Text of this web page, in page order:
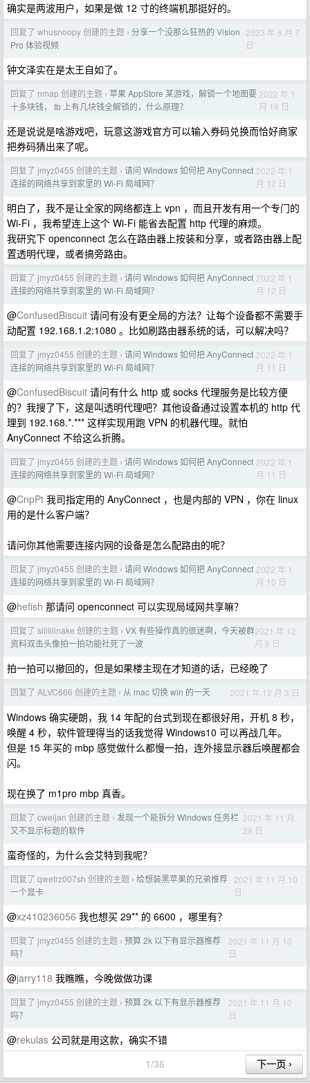
确实是两波用户，如果是做 12 寸的终端机那挺好的。
回复了 whusnoopy 创建的主题 › 分享一个没那么狂热的 Vision
Pro 体验视频
2023 年 6 月 7
日
钟文泽实在是太王自如了。
回复了 nmap 创建的主题 › 苹果 AppStore 某游戏，解锁一个地图要
十多块钱， tb 上有几块钱全解锁的，什么原理？
2022 年 1
月 19 日
还是说说是啥游戏吧，玩意这游戏官方可以输入券码兑换而恰好商家
把券码猜出来了呢。
回复了 jmyz0455 创建的主题 › 请问 Windows 如何把 AnyConnect
连接的网络共享到家里的 Wi-Fi 局域网？
2022 年 1
月 12 日
明白了，我不是让全家的网络都连上 vpn ，而且开发有用一个专门的
Wi-Fi ，我希望连上这个 Wi-Fi 能省去配置 http 代理的麻烦。
我研究下 openconnect 怎么在路由器上按装和分享，或者路由器上配
置透明代理，或者搞旁路由。
回复了 jmyz0455 创建的主题 › 请问 Windows 如何把 AnyConnect
连接的网络共享到家里的 Wi-Fi 局域网？
2022 年 1
月 12 日
@ConfusedBiscuit 请问有没有更全局的方法？让每个设备都不需要手
动配置 192.168.1.2:1080 。比如刷路由器系统的话，可以解决吗？
回复了 jmyz0455 创建的主题 › 请问 Windows 如何把 AnyConnect
连接的网络共享到家里的 Wi-Fi 局域网？
2022 年 1
月 11 日
@ConfusedBiscuit 请问有什么 http 或 socks 代理服务是比较方便
的？我搜了下，这是叫透明代理吧？其他设备通过设置本机的 http 代
理到 192.168.*.*** 这样实现用跑 VPN 的机器代理。就怕
AnyConnect 不给这么折腾。
回复了 jmyz0455 创建的主题 › 请问 Windows 如何把 AnyConnect
连接的网络共享到家里的 Wi-Fi 局域网？
2022 年 1
月 11 日
@CnpPt 我司指定用的 AnyConnect ，也是内部的 VPN ，你在 linux
用的是什么客户端？
请问你其他需要连接内网的设备是怎么配路由的呢？
回复了 jmyz0455 创建的主题 › 请问 Windows 如何把 AnyConnect
连接的网络共享到家里的 Wi-Fi 局域网？
2022 年 1
月 10 日
@hefish 那请问 openconnect 可以实现局域网共享嘛？
回复了 siiiiiiinake 创建的主题 › VX 有些操作真的很迷啊，今天被群
资料双击头像拍一拍功能社死了一波
2021 年 12
月 9 日
拍一拍可以撤回的，但是如果楼主现在才知道的话，已经晚了
回复了 ALVC666 创建的主题 › 从 mac 切换 win 的一天 2021 年 12 月 3 日
Windows 确实硬朗，我 14 年配的台式到现在都很好用，开机 8 秒，
唤醒 4 秒，软件管理得当的话我觉得 Windows10 可以再战几年。
但是 15 年买的 mbp 感觉做什么都慢一拍，连外接显示器后唤醒都会
闪。
现在换了 m1pro mbp 真香。
回复了 cweijan 创建的主题 › 发现一个能拆分 Windows 任务栏
又不显示标题的软件
2021 年 11 月
29 日
蛮奇怪的，为什么会艾特到我呢？
回复了 qwetrz007sh 创建的主题 › 给想装黑苹果的兄弟推荐
一个显卡
2021 年 11 月 10
日
@xz410236056 我也想买 29** 的 6600 ，哪里有？
回复了 jmyz0455 创建的主题 › 预算 2k 以下有显示器推荐
吗？
2021 年 11 月 10
日
@jarry118 我瞧瞧，今晚做做功课
回复了 jmyz0455 创建的主题 › 预算 2k 以下有显示器推荐
吗？
2021 年 11 月 10
日
@rekulas 公司就是用这款，确实不错
1/36